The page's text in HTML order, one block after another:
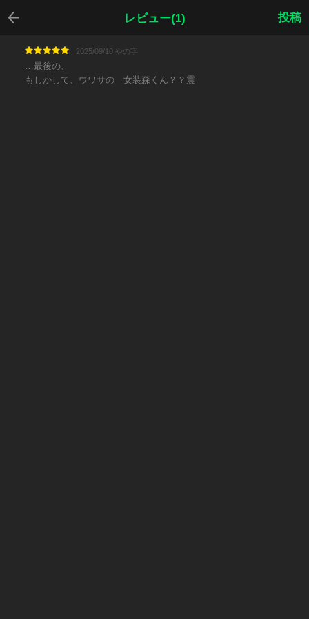
レビュー(1)
戻る
投稿
2025/09/10 やの字
…最後の、
もしかして、ウワサの 女装森くん？？震